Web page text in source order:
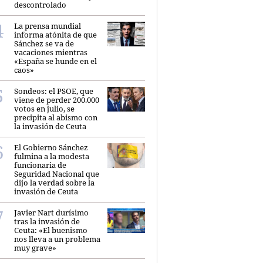
descontrolado
La prensa mundial
informa atónita de que
Sánchez se va de
vacaciones mientras
«España se hunde en el
caos»
Sondeos: el PSOE, que
viene de perder 200.000
votos en julio, se
precipita al abismo con
la invasión de Ceuta
El Gobierno Sánchez
fulmina a la modesta
funcionaria de
Seguridad Nacional que
dijo la verdad sobre la
invasión de Ceuta
Javier Nart durísimo
tras la invasión de
Ceuta: «El buenismo
nos lleva a un problema
muy grave»